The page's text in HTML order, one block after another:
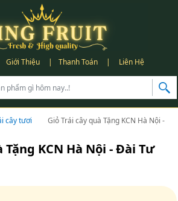
Giới Thiệu | Thanh Toán | Liên Hệ
cây tươi
Giỏ Trái cây quà Tặng KCN Hà Nội -
Tặng KCN Hà Nội - Đài Tư